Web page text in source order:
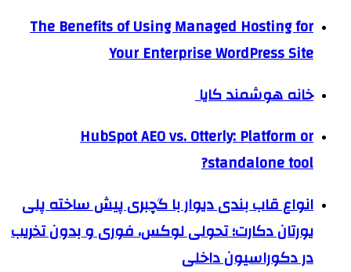
The Benefits of Using Managed Hosting for
Your Enterprise WordPress Site
خانه هوشمند کایا
HubSpot AEO vs. Otterly: Platform or
standalone tool?
انواع قاب بندی دیوار با گچبری پیش ساخته پلی
یورتان دکارت؛ تحولی لوکس، فوری و بدون تخریب
در دکوراسیون داخلی